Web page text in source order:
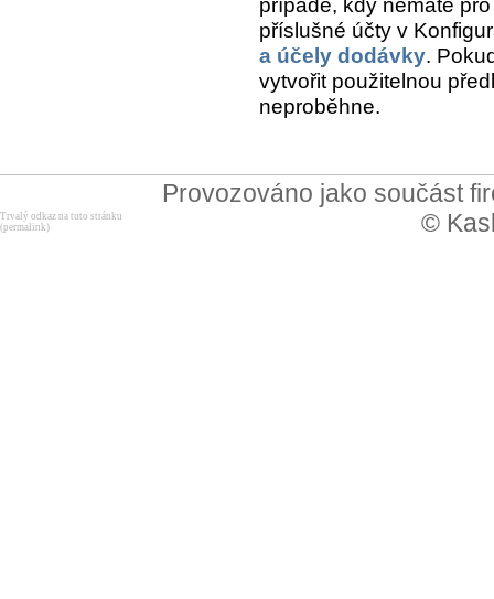
příslušné účty v
a účely dodávky.
vytvořit použitelnou
neproběhne.
Provozováno jako součást
©
Trvalý odkaz na tuto stránku
(permalink)